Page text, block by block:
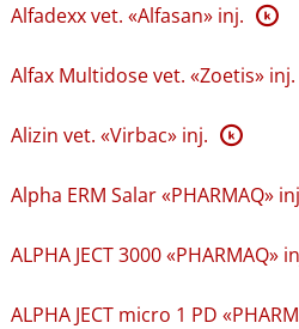
Alfadexx vet. «Alfasan» inj. K
Alfax Multidose vet. «Zoetis» inj.
Alizin vet. «Virbac» inj. K
Alpha ERM Salar «PHARMAQ»
ALPHA JECT 3000 «PHARMAQ»
ALPHA JECT micro 1 PD